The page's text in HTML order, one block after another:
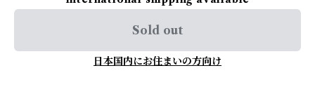
Sold out
日本国内にお住まいの方向け